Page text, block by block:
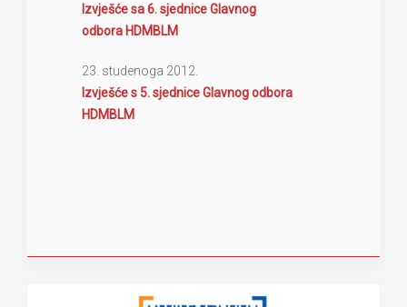
Izvješće sa 6. sjednice Glavnog
odbora HDMBLM
23. studenoga 2012.
Izvješće s 5. sjednice Glavnog odbora
HDMBLM